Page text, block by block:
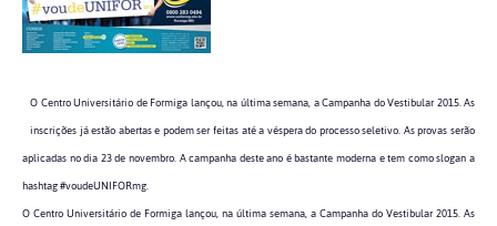
O Centro Universitário de Formiga lançou, na última semana, a Campanha do Vestibular 2015. As
inscrições já estão abertas e podem ser feitas até a véspera do processo seletivo. As provas serão
aplicadas no dia 23 de novembro. A campanha deste ano é bastante moderna e tem como slogan a
hashtag #voudeUNIFORmg.
O Centro Universitário de Formiga lançou, na última semana, a Campanha do Vestibular 2015. As